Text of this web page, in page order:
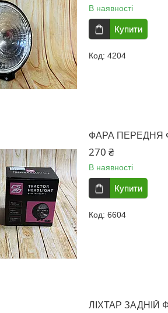
В наявності
Купити
4204
ФАРА ПЕРЕДНЯ
270 ₴
В наявності
Купити
6604
ЛІХТАР ЗАДНІЙ